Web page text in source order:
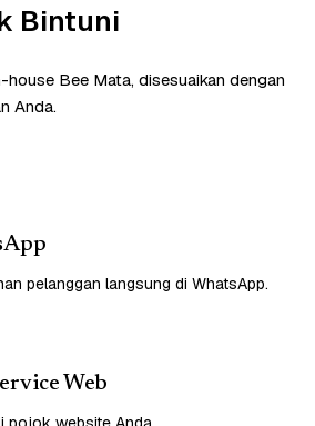
Bintuni
house Bee Mata, disesuaikan dengan
Anda.
pelanggan langsung di WhatsApp.
Web